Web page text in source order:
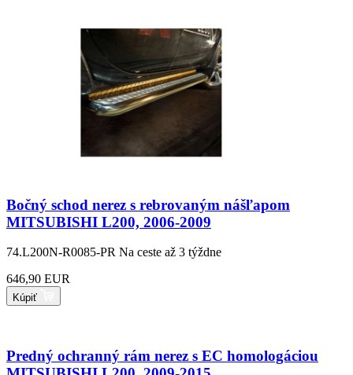
Bočný schod nerez s rebrovaným nášľapom
MITSUBISHI L200, 2006-2009
74.L200N-R0085-PR Na ceste až 3 týždne
646,90 EUR
Kúpiť
Predný ochranný rám nerez s EC homologáciou